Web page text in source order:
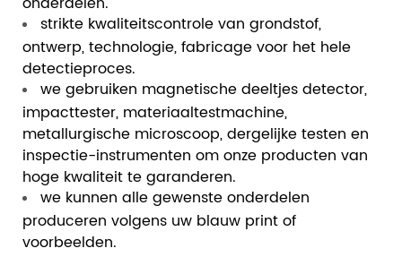
strikte kwaliteitscontrole van grondstof,
ontwerp, technologie, fabricage voor het hele
detectieproces.
we gebruiken magnetische deeltjes detector,
impacttester, materiaaltestmachine,
metallurgische microscoop, dergelijke testen en
inspectie-instrumenten om onze producten van
hoge kwaliteit te garanderen.
we kunnen alle gewenste onderdelen
produceren volgens uw blauw print of
voorbeelden.